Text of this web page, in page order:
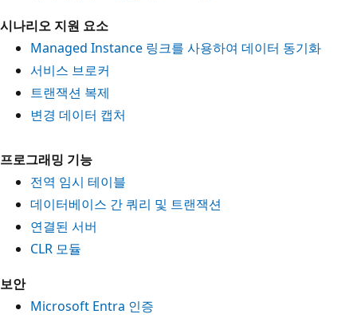
시나리오 지원 요소
Managed Instance 링크를 사용하여 데이터 동기화
서비스 브로커
트랜잭션 복제
변경 데이터 캡처
프로그래밍 기능
전역 임시 테이블
데이터베이스 간 쿼리 및 트랜잭션
연결된 서버
CLR 모듈
보안
Microsoft Entra 인증